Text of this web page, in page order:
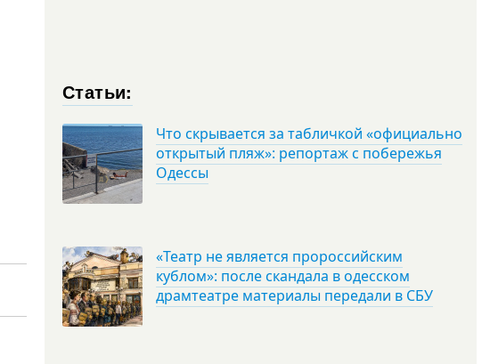
Статьи:
Что скрывается за табличкой «официально
открытый пляж»: репортаж с побережья
Одессы
«Театр не является пророссийским
кублом»: после скандала в одесском
драмтеатре материалы передали в СБУ